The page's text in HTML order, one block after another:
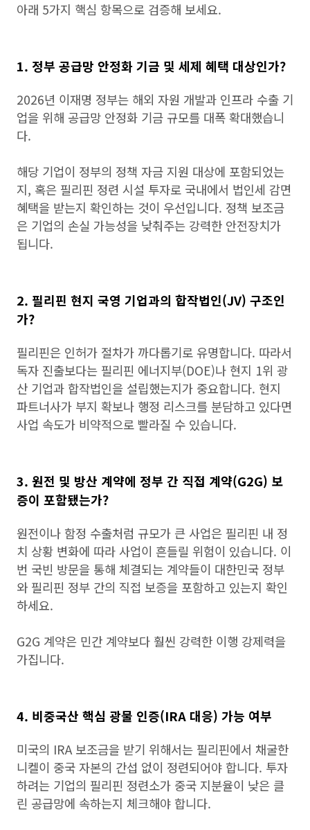
아래 5가지 핵심 항목으로 검증해 보세요.
1. 정부 공급망 안정화 기금 및 세제 혜택 대상인가?
2026년 이재명 정부는 해외 자원 개발과 인프라 수출 기
업을 위해 공급망 안정화 기금 규모를 대폭 확대했습니
다.
해당 기업이 정부의 정책 자금 지원 대상에 포함되었는
지, 혹은 필리핀 정련 시설 투자로 국내에서 법인세 감면
혜택을 받는지 확인하는 것이 우선입니다. 정책 보조금
은 기업의 손실 가능성을 낮춰주는 강력한 안전장치가
됩니다.
2. 필리핀 현지 국영 기업과의 합작법인(JV) 구조인
가?
필리핀은 인허가 절차가 까다롭기로 유명합니다. 따라서
독자 진출보다는 필리핀 에너지부(DOE)나 현지 1위 광
산 기업과 합작법인을 설립했는지가 중요합니다. 현지
파트너사가 부지 확보나 행정 리스크를 분담하고 있다면
사업 속도가 비약적으로 빨라질 수 있습니다.
3. 원전 및 방산 계약에 정부 간 직접 계약(G2G) 보
증이 포함됐는가?
원전이나 함정 수출처럼 규모가 큰 사업은 필리핀 내 정
치 상황 변화에 따라 사업이 흔들릴 위험이 있습니다. 이
번 국빈 방문을 통해 체결되는 계약들이 대한민국 정부
와 필리핀 정부 간의 직접 보증을 포함하고 있는지 확인
하세요.
G2G 계약은 민간 계약보다 훨씬 강력한 이행 강제력을
가집니다.
4. 비중국산 핵심 광물 인증(IRA 대응) 가능 여부
미국의 IRA 보조금을 받기 위해서는 필리핀에서 채굴한
니켈이 중국 자본의 간섭 없이 정련되어야 합니다. 투자
하려는 기업의 필리핀 정련소가 중국 지분율이 낮은 클
린 공급망에 속하는지 체크해야 합니다.